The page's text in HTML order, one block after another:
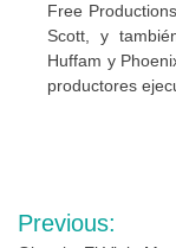
Free
Scott, y
Huffam y
productores
Previous: